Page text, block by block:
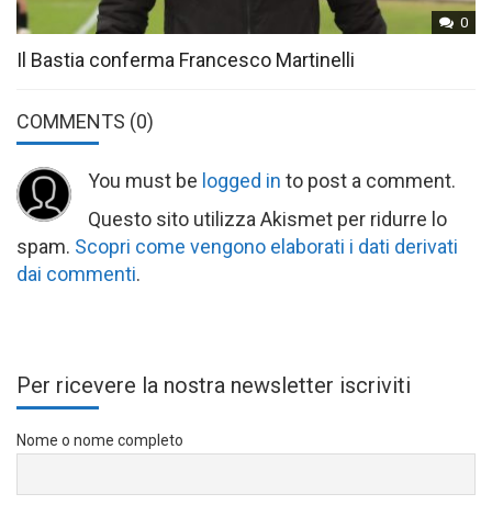
0
Il Bastia conferma Francesco Martinelli
COMMENTS (0)
You must be logged in to post a comment.
Questo sito utilizza Akismet per ridurre lo
spam. Scopri come vengono elaborati i dati derivati
dai commenti.
Per ricevere la nostra newsletter iscriviti
Nome o nome completo